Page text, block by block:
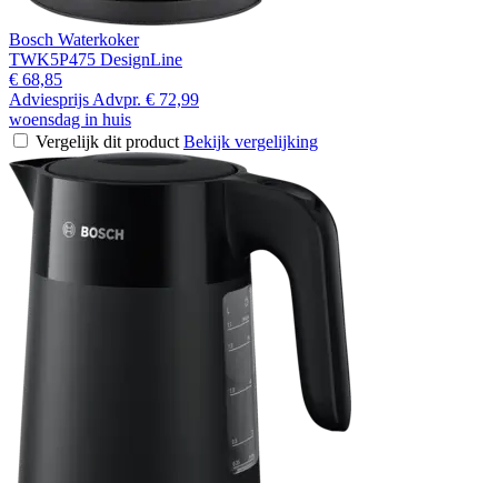
Bosch Waterkoker
TWK5P475 DesignLine
€ 68,85
Adviesprijs Advpr. € 72,99
woensdag in huis
Vergelijk dit product Bekijk vergelijking